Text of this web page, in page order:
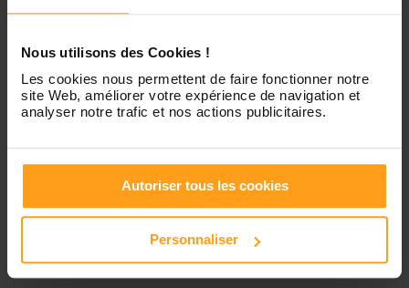
Nous utilisons des Cookies !
Les cookies nous permettent de faire fonctionner notre
site Web, améliorer votre expérience de navigation et
analyser notre trafic et nos actions publicitaires.
Autoriser tous les cookies
Personnaliser
Services proposés
Garde d’enfants
Ces annonces pourraient vous intéresser